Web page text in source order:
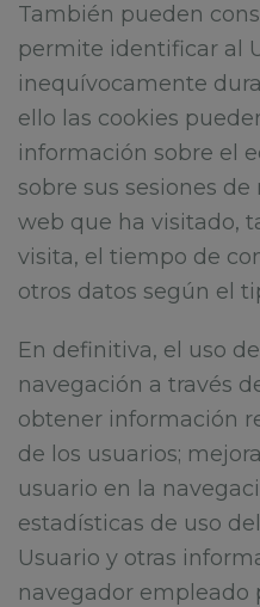
También pueden
permite identificar al
inequívocamente
ello las cookies
información sobre el
sobre sus sesiones
web que ha visitado,
visita, el tiempo de
otros datos según el
En definitiva, el uso
navegación a través
obtener información
de los usuarios;
usuario en la
estadísticas de uso
Usuario y otras
navegador empleado